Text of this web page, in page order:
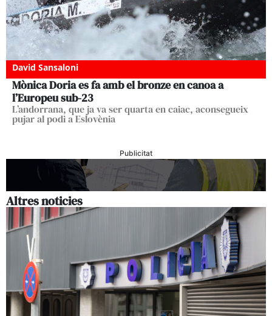
David Sansaloni
Mònica Doria es fa amb el bronze en canoa a
l’Europeu sub-23
L’andorrana, que ja va ser quarta en caiac, aconsegueix
pujar al podi a Eslovènia
Publicitat
Altres noticies